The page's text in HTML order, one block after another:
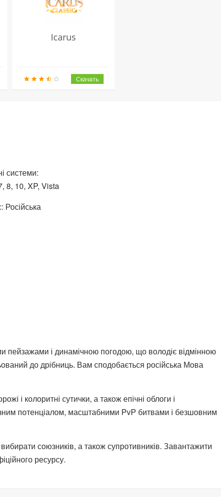
Icarus
системи:
8, 10, XP, Vista
Російська
пейзажами і динамічною погодою, що володіє відмінною
до дрібниць. Вам сподобається російська Мова
і колоритні сутички, а також епічні облоги і
потенціалом, масштабними PvP битвами і безшовним
союзників, а також супротивників. Завантажити
ресурсу.